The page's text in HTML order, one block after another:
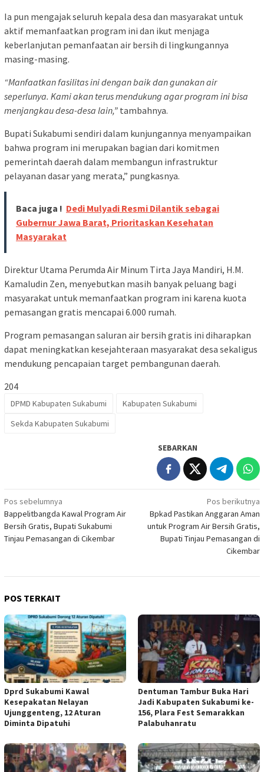
Ia pun mengajak seluruh kepala desa dan masyarakat untuk
aktif memanfaatkan program ini dan ikut menjaga
keberlanjutan pemanfaatan air bersih di lingkungannya
masing-masing.
“Manfaatkan fasilitas ini dengan baik dan gunakan air
seperlunya. Kami akan terus mendukung agar program ini bisa
menjangkau desa-desa lain,” tambahnya.
Bupati Sukabumi sendiri dalam kunjungannya menyampaikan
bahwa program ini merupakan bagian dari komitmen
pemerintah daerah dalam membangun infrastruktur
pelayanan dasar yang merata,” pungkasnya.
Baca juga ! Dedi Mulyadi Resmi Dilantik sebagai
Gubernur Jawa Barat, Prioritaskan Kesehatan
Masyarakat
Direktur Utama Perumda Air Minum Tirta Jaya Mandiri, H.M.
Kamaludin Zen, menyebutkan masih banyak peluang bagi
masyarakat untuk memanfaatkan program ini karena kuota
pemasangan gratis mencapai 6.000 rumah.
Program pemasangan saluran air bersih gratis ini diharapkan
dapat meningkatkan kesejahteraan masyarakat desa sekaligus
mendukung pencapaian target pembangunan daerah.
204
DPMD Kabupaten Sukabumi
Kabupaten Sukabumi
Sekda Kabupaten Sukabumi
SEBARKAN
Navigasi
pos
Pos sebelumnya
Bappelitbangda Kawal Program Air
Bersih Gratis, Bupati Sukabumi
Tinjau Pemasangan di Cikembar
Pos berikutnya
Bpkad Pastikan Anggaran Aman
untuk Program Air Bersih Gratis,
Bupati Tinjau Pemasangan di
Cikembar
POS TERKAIT
Dprd Sukabumi Kawal
Kesepakatan Nelayan
Ujunggenteng, 12 Aturan
Diminta Dipatuhi
Dentuman Tambur Buka Hari
Jadi Kabupaten Sukabumi ke-
156, Plara Fest Semarakkan
Palabuhanratu